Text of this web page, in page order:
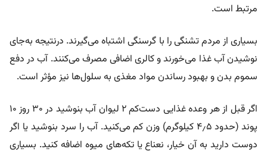
مرتبط است.
بسیاری از مردم تشنگی را با گرسنگی اشتباه می‌گیرند. درنتیجه به‌جای
نوشیدن آب غذا می‌خورند و کالری اضافی مصرف می‌کنند. آب در دفع
سموم بدن و بهبود رساندن مواد مغذی به سلول‌ها نیز مؤثر است.
اگر قبل از هر وعده غذایی دست‌کم ۲ لیوان آب بنوشید در ۳۰ روز ۱۰
پوند (حدود ۴٫۵ کیلوگرم) وزن کم می‌کنید. آب را سرد بنوشید یا اگر
دوست دارید به آن خیار، نعناع یا تکه‌های میوه اضافه کنید. بسیاری